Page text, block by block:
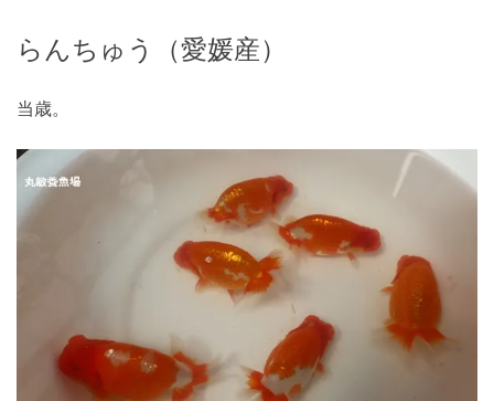
らんちゅう（愛媛産）
当歳。